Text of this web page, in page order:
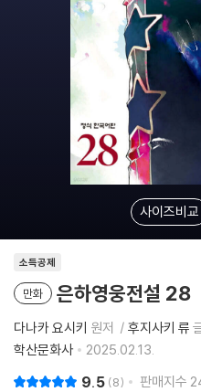
사이즈비교
소득공제
만화 은하영웅전설 28
다나카 요시키 원저 후지사키 류
학산문화사
2025.02.13.
9.5 8 판매지수